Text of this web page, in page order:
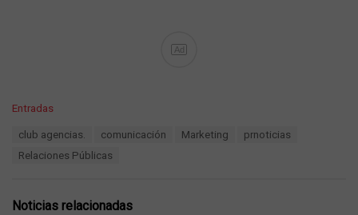
Ad
C
i
Entradas
club agencias. comunicación Marketing
prnoticias
Relaciones Públicas
Noticias relacionadas